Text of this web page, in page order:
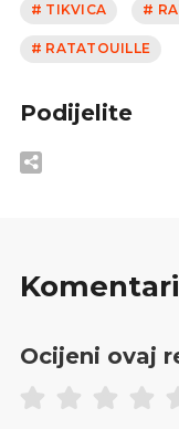
# TIKVICA #
# RATATOUILLE
Podijelite
Komentari
Ocijeni ovaj